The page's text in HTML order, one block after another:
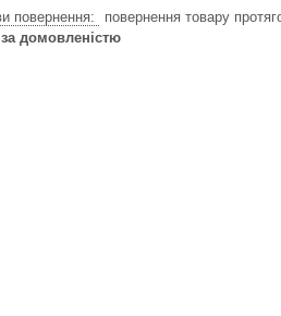
повернення товару
за домовленістю